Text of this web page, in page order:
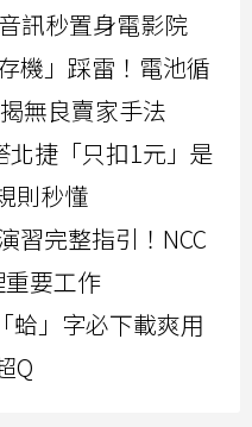
訊秒置身電影院
機」踩雷！電池循
無良賣家手法
北捷「只扣1元」是
則秒懂
習完整指引！NCC
要工作
蛤」字必下載爽用
Q